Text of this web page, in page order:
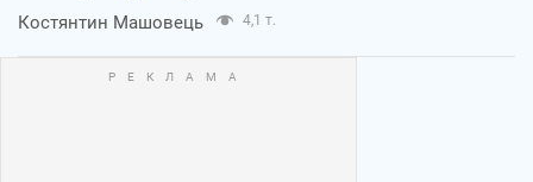
Костянтин Машовець 4,1 т.